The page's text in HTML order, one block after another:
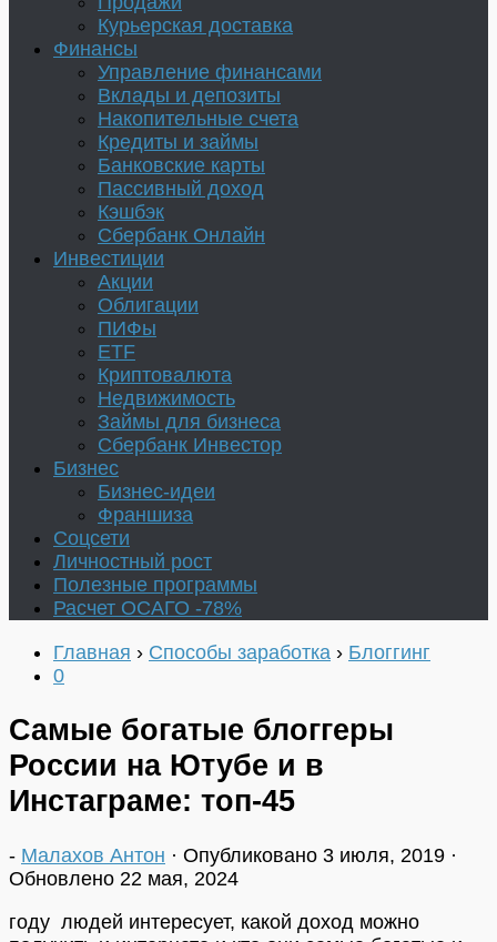
Курьерская доставка
Финансы
Управление финансами
Вклады и депозиты
Накопительные счета
Кредиты и займы
Банковские карты
Пассивный доход
Кэшбэк
Сбербанк Онлайн
Инвестиции
Акции
Облигации
ПИФы
ETF
Криптовалюта
Недвижимость
Займы для бизнеса
Сбербанк Инвестор
Бизнес
Бизнес-идеи
Франшиза
Соцсети
Личностный рост
Полезные программы
Расчет ОСАГО -78%
Главная › Способы заработка › Блоггинг
0
Самые богатые блоггеры
России на Ютубе и в
Инстаграме: топ-45
- Малахов Антон · Опубликовано 3 июля, 2019 ·
Обновлено 22 мая, 2024
году людей интересует, какой доход можно